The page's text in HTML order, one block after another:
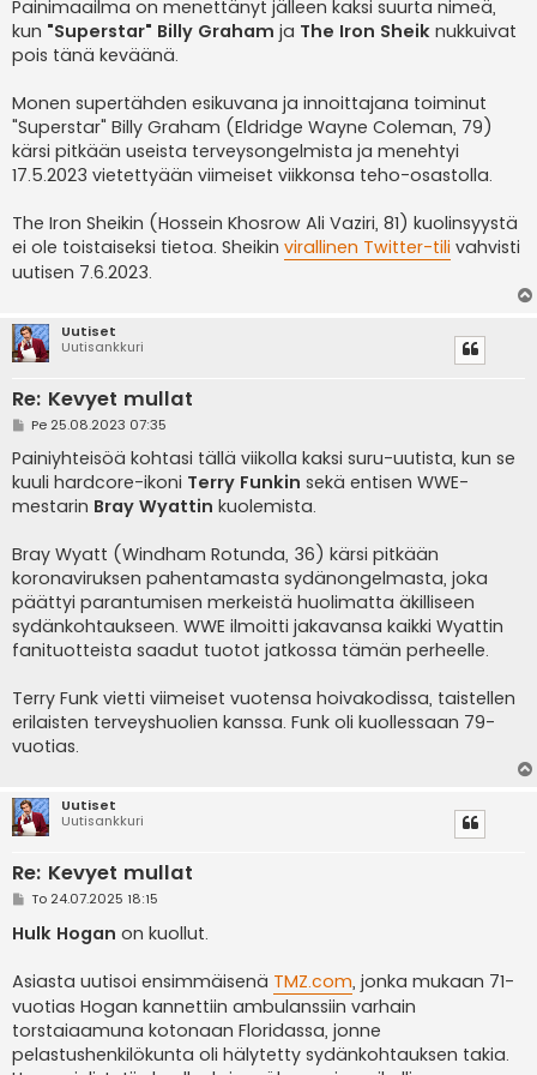
s
t
i
Painimaailma on menettänyt jälleen kaksi suurta nimeä,
kun "Superstar" Billy Graham ja The Iron Sheik nukkuivat
pois tänä keväänä.
Monen supertähden esikuvana ja innoittajana toiminut
"Superstar" Billy Graham (Eldridge Wayne Coleman, 79)
kärsi pitkään useista terveysongelmista ja menehtyi
17.5.2023 vietettyään viimeiset viikkonsa teho-osastolla.
The Iron Sheikin (Hossein Khosrow Ali Vaziri, 81) kuolinsyystä
ei ole toistaiseksi tietoa. Sheikin virallinen Twitter-tili vahvisti
uutisen 7.6.2023.
Uutiset
Uutisankkuri
Re: Kevyet mullat
V
e
s
t
i
Pe 25.08.2023 07:35
Painiyhteisöä kohtasi tällä viikolla kaksi suru-uutista, kun se
kuuli hardcore-ikoni Terry Funkin sekä entisen WWE-
mestarin Bray Wyattin kuolemista.
Bray Wyatt (Windham Rotunda, 36) kärsi pitkään
koronaviruksen pahentamasta sydänongelmasta, joka
päättyi parantumisen merkeistä huolimatta äkilliseen
sydänkohtaukseen. WWE ilmoitti jakavansa kaikki Wyattin
fanituotteista saadut tuotot jatkossa tämän perheelle.
Terry Funk vietti viimeiset vuotensa hoivakodissa, taistellen
erilaisten terveyshuolien kanssa. Funk oli kuollessaan 79-
vuotias.
Uutiset
Uutisankkuri
Re: Kevyet mullat
V
e
s
i
To 24.07.2025 18:15
Hulk Hogan on kuollut.
Asiasta uutisoi ensimmäisenä TMZ.com, jonka mukaan 71-
vuotias Hogan kannettiin ambulanssiin varhain
torstaiaamuna kotonaan Floridassa, jonne
pelastushenkilökunta oli hälytetty sydänkohtauksen takia.